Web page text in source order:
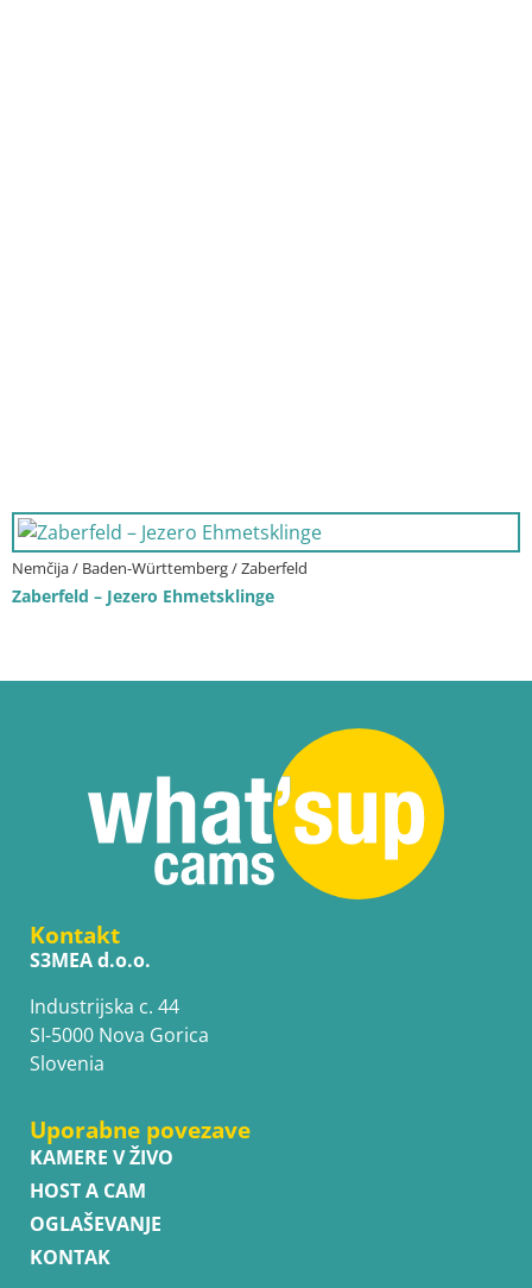
Nemčija / Baden-Württemberg / Zaberfeld
Zaberfeld – Jezero Ehmetsklinge
Kontakt
S3MEA d.o.o.
Industrijska c. 44
SI-5000 Nova Gorica
Slovenia
Uporabne povezave
KAMERE V ŽIVO
HOST A CAM
OGLAŠEVANJE
KONTAK